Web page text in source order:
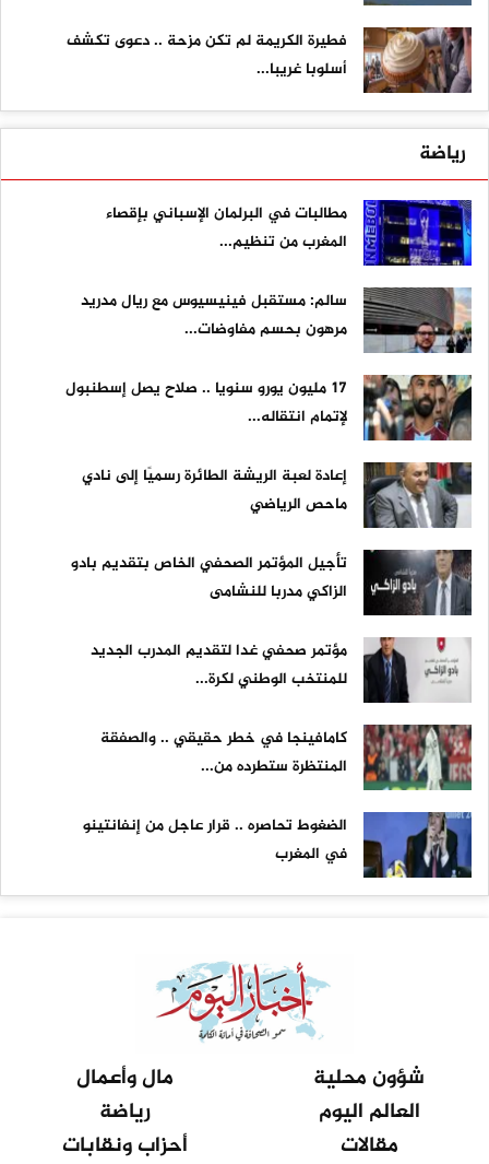
فطيرة الكريمة لم تكن مزحة .. دعوى تكشف
أسلوبا غريبا...
رياضة
مطالبات في البرلمان الإسباني بإقصاء
المغرب من تنظيم...
سالم: مستقبل فينيسيوس مع ريال مدريد
مرهون بحسم مفاوضات...
17 مليون يورو سنويا .. صلاح يصل إسطنبول
لإتمام انتقاله...
إعادة لعبة الريشة الطائرة رسميًا إلى نادي
ماحص الرياضي
تأجيل المؤتمر الصحفي الخاص بتقديم بادو
الزاكي مدربا للنشامى
مؤتمر صحفي غدا لتقديم المدرب الجديد
للمنتخب الوطني لكرة...
كامافينجا في خطر حقيقي .. والصفقة
المنتظرة ستطرده من...
الضغوط تحاصره .. قرار عاجل من إنفانتينو
في المغرب
شؤون محلية
مال وأعمال
العالم اليوم
رياضة
مقالات
أحزاب ونقابات